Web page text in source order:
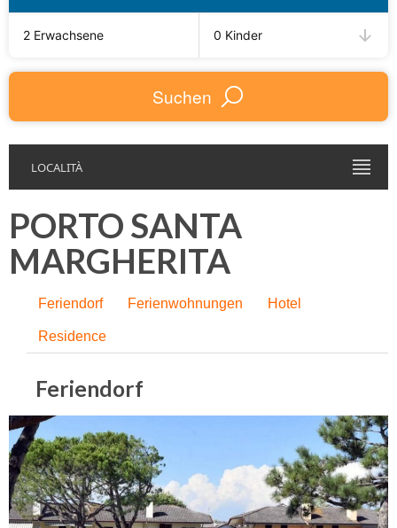
2 Erwachsene 0 Kinder
Suchen
LOCALITÀ
PORTO SANTA
MARGHERITA
Feriendorf Ferienwohnungen Hotel
Residence
Feriendorf